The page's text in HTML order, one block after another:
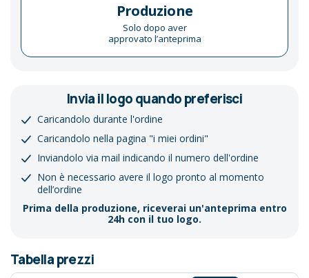
Produzione
Solo dopo aver
approvato l’anteprima
Invia il logo quando preferisci
Caricandolo durante l'ordine
Caricandolo nella pagina "i miei ordini"
Inviandolo via mail indicando il numero dell'ordine
Non è necessario avere il logo pronto al momento
dell’ordine
Prima della produzione, riceverai un'anteprima entro
24h con il tuo logo.
Tabella prezzi